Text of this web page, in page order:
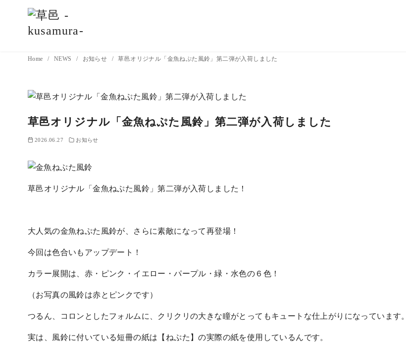
Home NEWS お知らせ 草邑オリジナル「金魚ねぷた風鈴」第二弾が入荷しました
草邑オリジナル「金魚ねぷた風鈴」第二弾が入荷しました
2026.06.27 お知らせ
草邑オリジナル「金魚ねぷた風鈴」第二弾が入荷しました！
大人気の金魚ねぷた風鈴が、さらに素敵になって再登場！
今回は色合いもアップデート！
カラー展開は、赤・ピンク・イエロー・パープル・緑・水色の６色！
（お写真の風鈴は赤とピンクです）
つるん、コロンとしたフォルムに、クリクリの大きな瞳がとってもキュートな仕上がりになっています。
実は、風鈴に付いている短冊の紙は【ねぷた】の実際の紙を使用しているんです。